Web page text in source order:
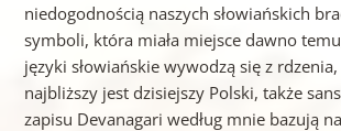
niedogodnością naszych słowiańskich
symboli, która miała miejsce dawno
języki słowiańskie wywodzą się z
najbliższy jest dzisiejszy Polski, także
zapisu Devanagari według mnie bazują